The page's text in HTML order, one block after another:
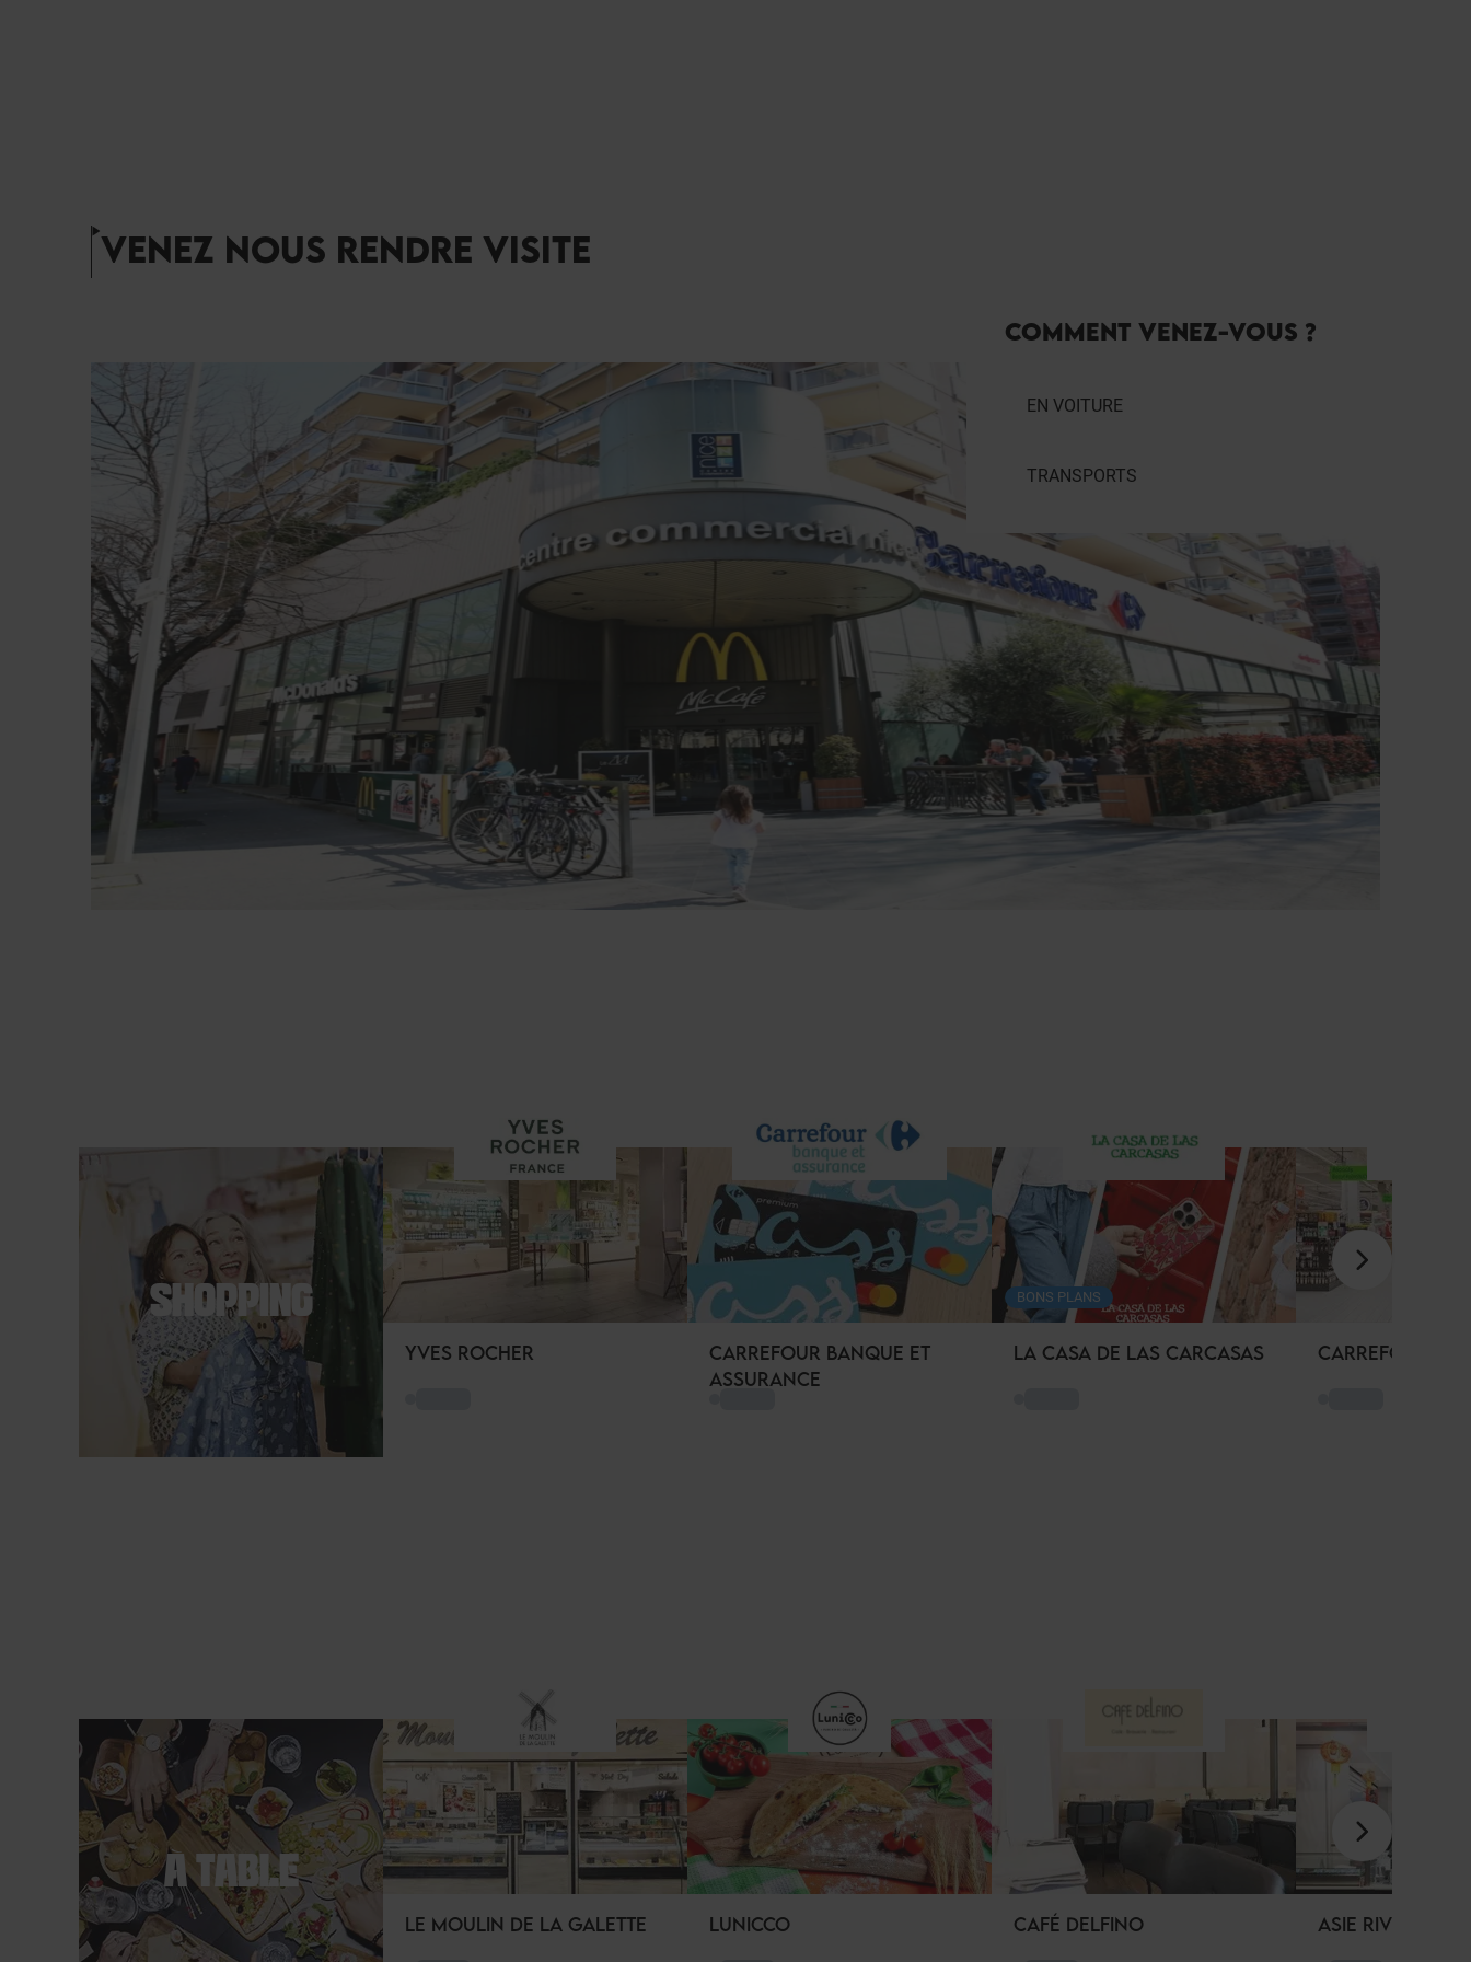
VENEZ NOUS RENDRE VISITE
COMMENT VENEZ-VOUS ?
EN VOITURE
TRANSPORTS
SHOPPING
YVES ROCHER
CARREFOUR BANQUE ET
ASSURANCE
LA CASA DE LAS CARCASAS
BONS PLANS
CARREFOUR
À TABLE
LE MOULIN DE LA GALETTE LUNICCO CAFÉ DELFINO ASIE RIVIERA